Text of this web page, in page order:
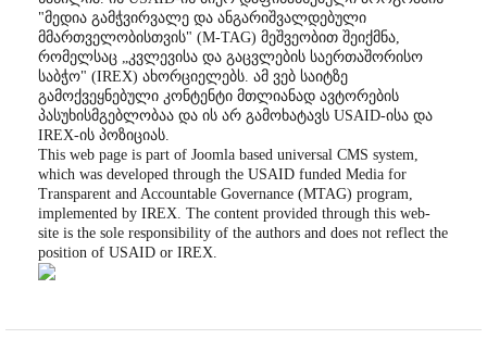
"მედია გამჭვირვალე და ანგარიშვალდებული
მმართველობისთვის" (M-TAG) მეშვეობით შეიქმნა,
რომელსაც „კვლევისა და გაცვლების საერთაშორისო
საბჭო" (IREX) ახორციელებს. ამ ვებ საიტზე
გამოქვეყნებული კონტენტი მთლიანად ავტორების
პასუხისმგებლობაა და ის არ გამოხატავს USAID-ისა და
IREX-ის პოზიციას.
This web page is part of Joomla based universal CMS system,
which was developed through the USAID funded Media for
Transparent and Accountable Governance (MTAG) program,
implemented by IREX. The content provided through this web-
site is the sole responsibility of the authors and does not reflect the
position of USAID or IREX.